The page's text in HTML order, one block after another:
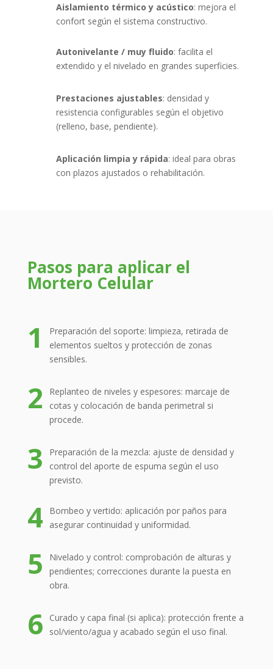
Aislamiento térmico y acústico: mejora el
confort según el sistema constructivo.
Autonivelante / muy fluido: facilita el
extendido y el nivelado en grandes superficies.
Prestaciones ajustables: densidad y
resistencia configurables según el objetivo
(relleno, base, pendiente).
Aplicación limpia y rápida: ideal para obras
con plazos ajustados o rehabilitación.
Pasos para aplicar el
Mortero Celular
1
Preparación del soporte: limpieza, retirada de
elementos sueltos y protección de zonas
sensibles.
2
Replanteo de niveles y espesores: marcaje de
cotas y colocación de banda perimetral si
procede.
3
Preparación de la mezcla: ajuste de densidad y
control del aporte de espuma según el uso
previsto.
4
Bombeo y vertido: aplicación por paños para
asegurar continuidad y uniformidad.
5
Nivelado y control: comprobación de alturas y
pendientes; correcciones durante la puesta en
obra.
6
Curado y capa final (si aplica): protección frente a
sol/viento/agua y acabado según el uso final.